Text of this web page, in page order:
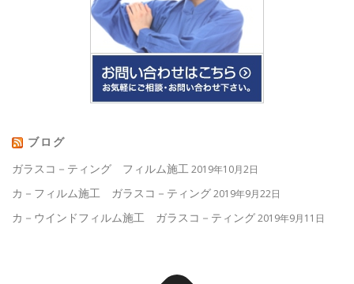
ブログ
ガラスコ－ティング フィルム施工2019年10月2日
カ－フィルム施工 ガラスコ－ティング2019年9月22日
カ－ウインドフィルム施工 ガラスコ－ティング2019年9月11日